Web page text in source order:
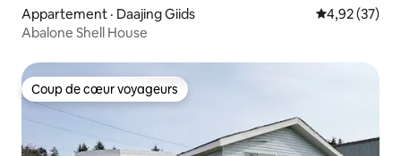
Appartement · Daajing Giids Note
4,92 (37)
Abalone Shell House
Coup de cœur voyageurs
Coup de cœur voyageurs